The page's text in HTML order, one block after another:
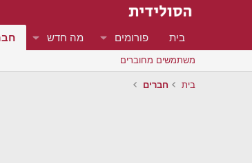
בית פורומים מה חדש
משתמשים מחוברים
בית חברים